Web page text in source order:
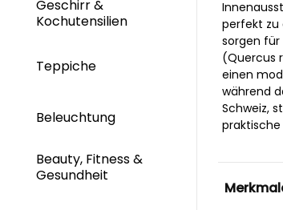
Geschirr &
Kochutensilien
Teppiche
Beleuchtung
Beauty, Fitness &
Gesundheit
perfekt zu
sorgen für
(Quercus
einen
während
Schweiz,